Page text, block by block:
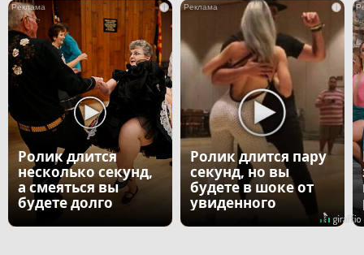
i
Ролик длится
несколько секунд,
а смеяться вы
будете долго
i
Ролик длится пару
секунд, но вы
будете в шоке от
увиденного